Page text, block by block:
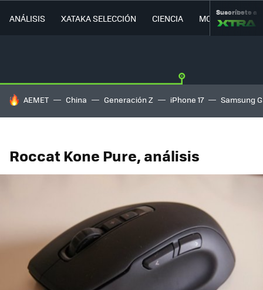
ANÁLISIS XATAKA SELECCIÓN CIENCIA MOVILIDAD
Suscríbete a
HOY SE HABLA DE
AEMET China Generación Z iPhone 17 Samsung
Roccat Kone Pure, análisis